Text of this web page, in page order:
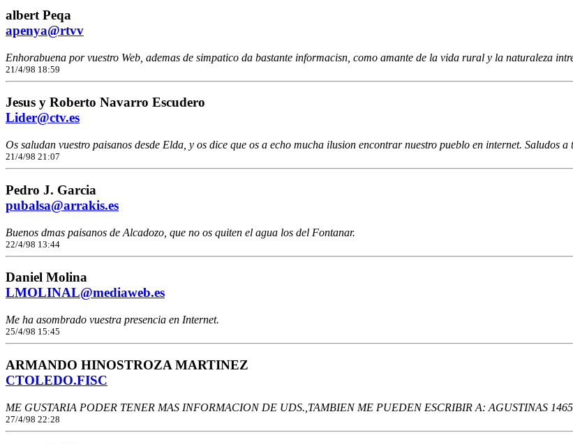
albert Peqa
apenya@rtvv
Enhorabuena por vuestro Web, ademas de simpatico da bastante informacisn, como amante de la vida rural y la naturaleza
21/4/98 18:59
Jesus y Roberto Navarro Escudero
Lider@ctv.es
Os saludan vuestro paisanos desde Elda, y os dice que os a echo mucha ilusion encontrar nuestro pueblo en internet.
21/4/98 21:07
Pedro J. Garcia
pubalsa@arrakis.es
Buenos dmas paisanos de Alcadozo, que no os quiten el agua los del Fontanar.
22/4/98 13:44
Daniel Molina
LMOLINAL@mediaweb.es
Me ha asombrado vuestra presencia en Internet.
25/4/98 15:45
ARMANDO HINOSTROZA MARTINEZ
CTOLEDO.FISC
ME GUSTARIA PODER TENER MAS INFORMACION DE UDS.,TAMBIEN ME PUEDEN ESCRIBIR A: AGUSTINAS
27/4/98 22:28